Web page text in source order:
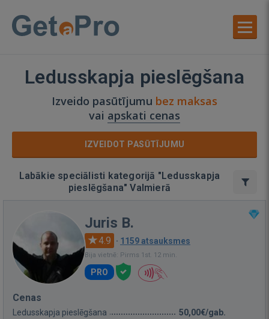
Ledusskapja pieslēgšana
Izveido pasūtījumu bez maksas
vai apskati cenas
IZVEIDOT PASŪTĪJUMU
Labākie speciālisti kategorijā "Ledusskapja
pieslēgšana" Valmierā
Juris B.
4.9 · 1159 atsauksmes
Bija vietnē: Pirms 1st. 12 min.
PRO
Cenas
Ledusskapja pieslēgšana
50,00€/gab.